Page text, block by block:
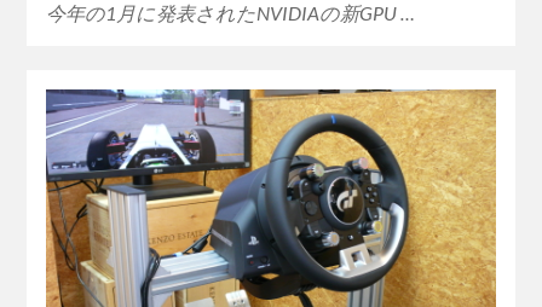
今年の1月に発表されたNVIDIAの新GPU …